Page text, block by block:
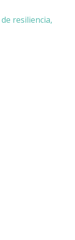
resiliencia,